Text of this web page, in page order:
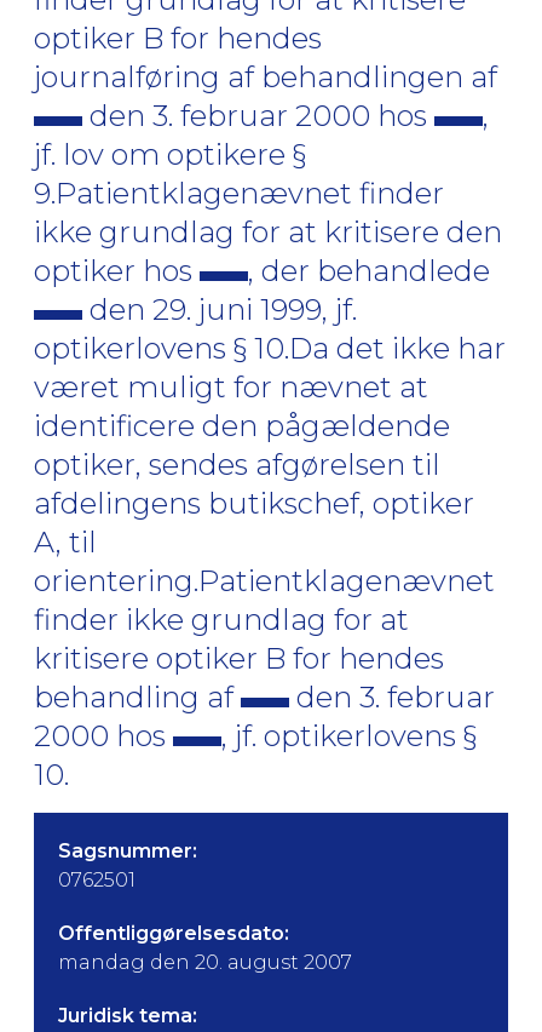
optiker B for hendes
journalføring af behandlingen af
den 3. februar 2000 hos
,
jf. lov om optikere §
9.Patientklagenævnet finder
ikke grundlag for at kritisere den
optiker hos
, der behandlede
den 29. juni 1999, jf.
optikerlovens § 10.Da det ikke har
været muligt for nævnet at
identificere den pågældende
optiker, sendes afgørelsen til
afdelingens butikschef, optiker
A, til
orientering.Patientklagenævnet
finder ikke grundlag for at
kritisere optiker B for hendes
behandling af
den 3. februar
2000 hos
, jf. optikerlovens §
10.
Sagsnummer:
0762501
Offentliggørelsesdato:
mandag den 20. august 2007
Juridisk tema: